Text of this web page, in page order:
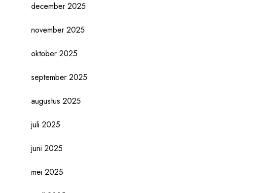
december 2025
november 2025
oktober 2025
september 2025
augustus 2025
juli 2025
juni 2025
mei 2025